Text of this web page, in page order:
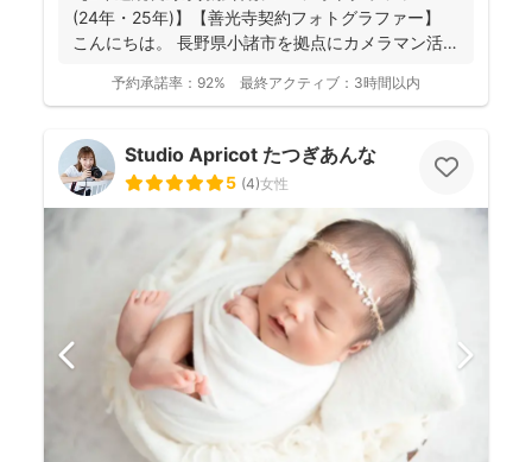
(24年・25年)】【善光寺契約フォトグラファー】
こんにちは。 長野県小諸市を拠点にカメラマン活
予約承諾率： 92% 最終アクティブ： 3時間以内
Studio Apricot たつぎあんな
5 (4)女性